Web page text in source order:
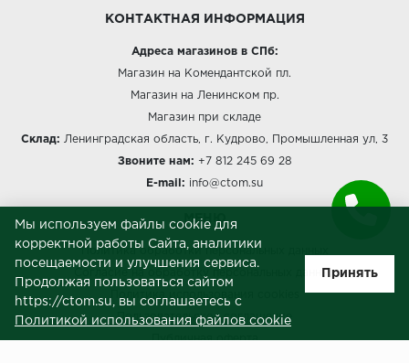
КОНТАКТНАЯ ИНФОРМАЦИЯ
Адреса магазинов в СПб:
Магазин на Комендантской пл.
Магазин на Ленинском пр.
Магазин при складе
Склад: Ленинградская область, г. Кудрово, Промышленная ул, 3
Звоните нам: +7 812 245 69 28
E-mail: info@ctom.su
МЕНЮ
Политика обработки персональных данных
Согласие на обработку персональных данных
Пользовательское соглашение
Публичная оферта
Мы используем файлы cookie для
корректной работы Сайта, аналитики
посещаемости и улучшения сервиса.
Продолжая пользоваться сайтом
https://ctom.su, вы соглашаетесь с
Политикой использования файлов cookie
Принять